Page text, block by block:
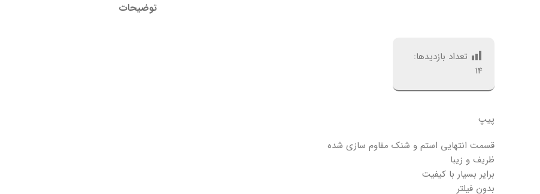
توضیحات
تعداد بازدیدها:
14
پیپ
قسمت انتهایی استم و شنک مقاوم سازی شده
ظریف و زیبا
برایر بسیار با کیفیت
بدون فیلتر